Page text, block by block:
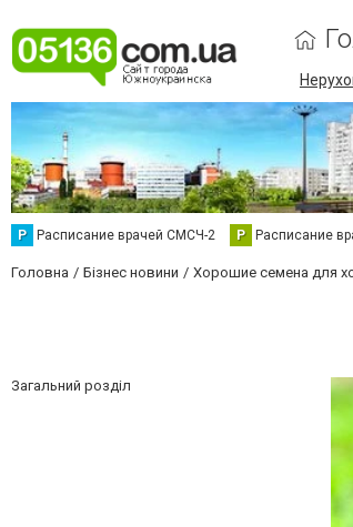
Р Расписание врачей СМСЧ-2 Р Расписание
Головна Бізнес новини Хорошие семена для
Загальний розділ